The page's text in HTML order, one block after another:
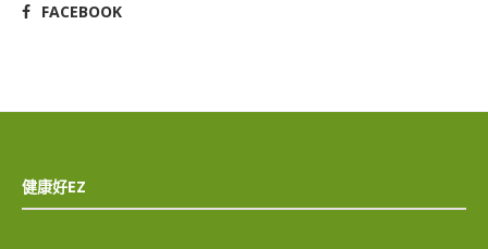
FACEBOOK
健康好EZ